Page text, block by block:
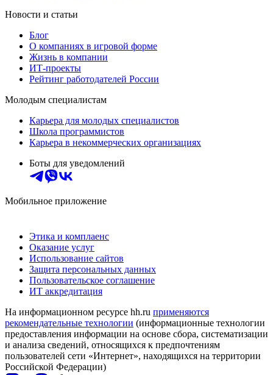
Новости и статьи
Блог
О компаниях в игровой форме
Жизнь в компании
ИТ-проекты
Рейтинг работодателей России
Молодым специалистам
Карьера для молодых специалистов
Школа программистов
Карьера в некоммерческих организациях
Боты для уведомлений
Мобильное приложение
Этика и комплаенс
Оказание услуг
Использование сайтов
Защита персональных данных
Пользовательское соглашение
ИТ аккредитация
На информационном ресурсе hh.ru применяются
рекомендательные технологии (информационные технологии
предоставления информации на основе сбора, систематизации
и анализа сведений, относящихся к предпочтениям
пользователей сети «Интернет», находящихся на территории
Российской Федерации)